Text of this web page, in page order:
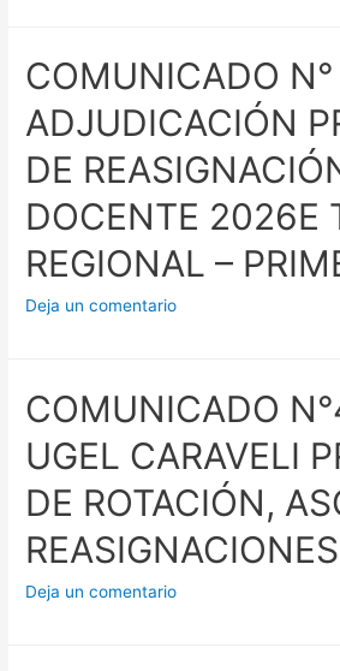
COMUNICADO
ADJUDICACIÓN
DE
DOCENTE 2026E
REGIONAL –
Deja un comentario
COMUNICADO
UGEL CARAVELI
DE ROTACIÓN,
REASIGNACIONES
Deja un comentario